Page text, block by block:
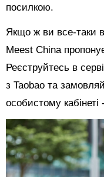
посилкою.
Якщо ж ви все-таки
Meest China
Реєструйтесь в
з Taobao та
особистому